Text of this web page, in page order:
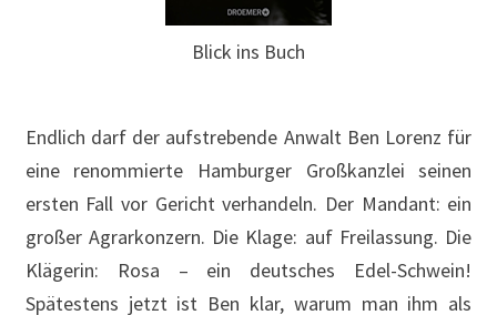
Blick ins Buch
Endlich darf der aufstrebende Anwalt Ben Lorenz für
eine renommierte Hamburger Großkanzlei seinen
ersten Fall vor Gericht verhandeln. Der Mandant: ein
großer Agrarkonzern. Die Klage: auf Freilassung. Die
Klägerin: Rosa – ein deutsches Edel-Schwein!
Spätestens jetzt ist Ben klar, warum man ihm als